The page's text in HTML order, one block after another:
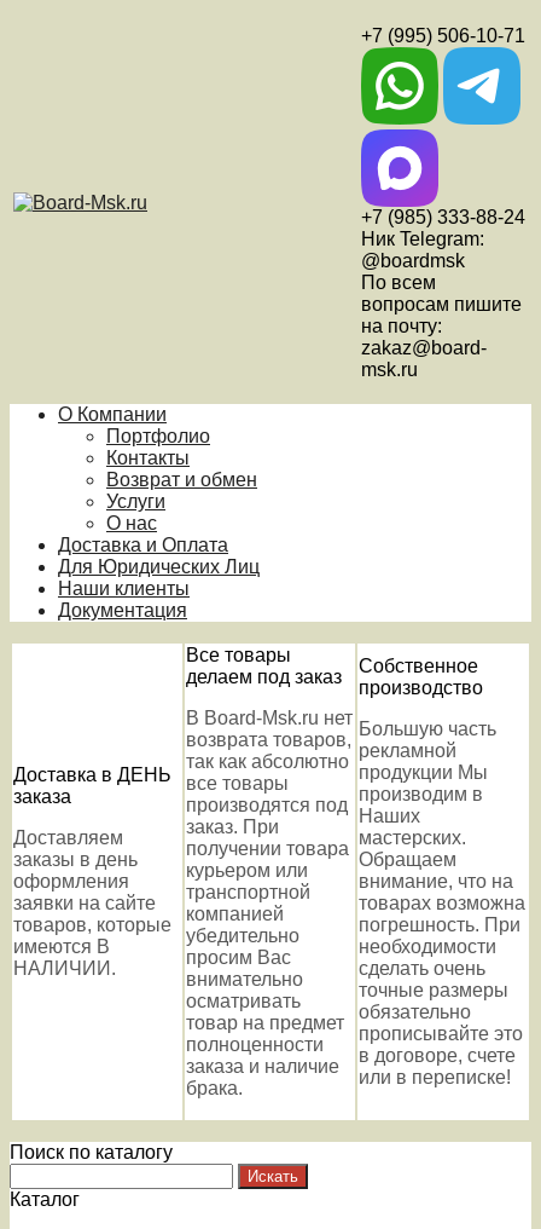
+7 (995) 506-10-71
+7 (985) 333-88-24
Ник Telegram:
@boardmsk
По всем
вопросам пишите
на почту:
zakaz@board-
msk.ru
О Компании
Портфолио
Контакты
Возврат и обмен
Услуги
О нас
Доставка и Оплата
Для Юридических Лиц
Наши клиенты
Документация
Доставка в ДЕНЬ
заказа
Доставляем
заказы в день
оформления
заявки на сайте
товаров, которые
имеются В
НАЛИЧИИ.
Все товары
делаем под заказ
В Board-Msk.ru нет
возврата товаров,
так как абсолютно
все товары
производятся под
заказ. При
получении товара
курьером или
транспортной
компанией
убедительно
просим Вас
внимательно
осматривать
товар на предмет
полноценности
заказа и наличие
брака.
Собственное
производство
Большую часть
рекламной
продукции Мы
производим в
Наших
мастерских.
Обращаем
внимание, что на
товарах возможна
погрешность. При
необходимости
сделать очень
точные размеры
обязательно
прописывайте это
в договоре, счете
или в переписке!
Поиск по каталогу
Каталог